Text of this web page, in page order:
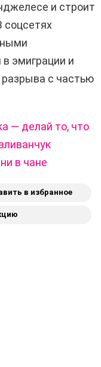
и строит
соцсетях
эмиграции и
с частью
— делай то, что
в чане
в избранное